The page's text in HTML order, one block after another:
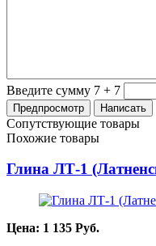
Введите сумму 7 + 7
Сопутствующие товары
Похожие товары
Глина ЛТ-1
Цена: 1 135 Руб.